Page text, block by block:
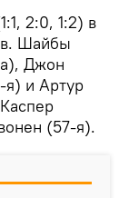
2:0, 1:2) в
Шайбы
Джон
и Артур
(57-я).